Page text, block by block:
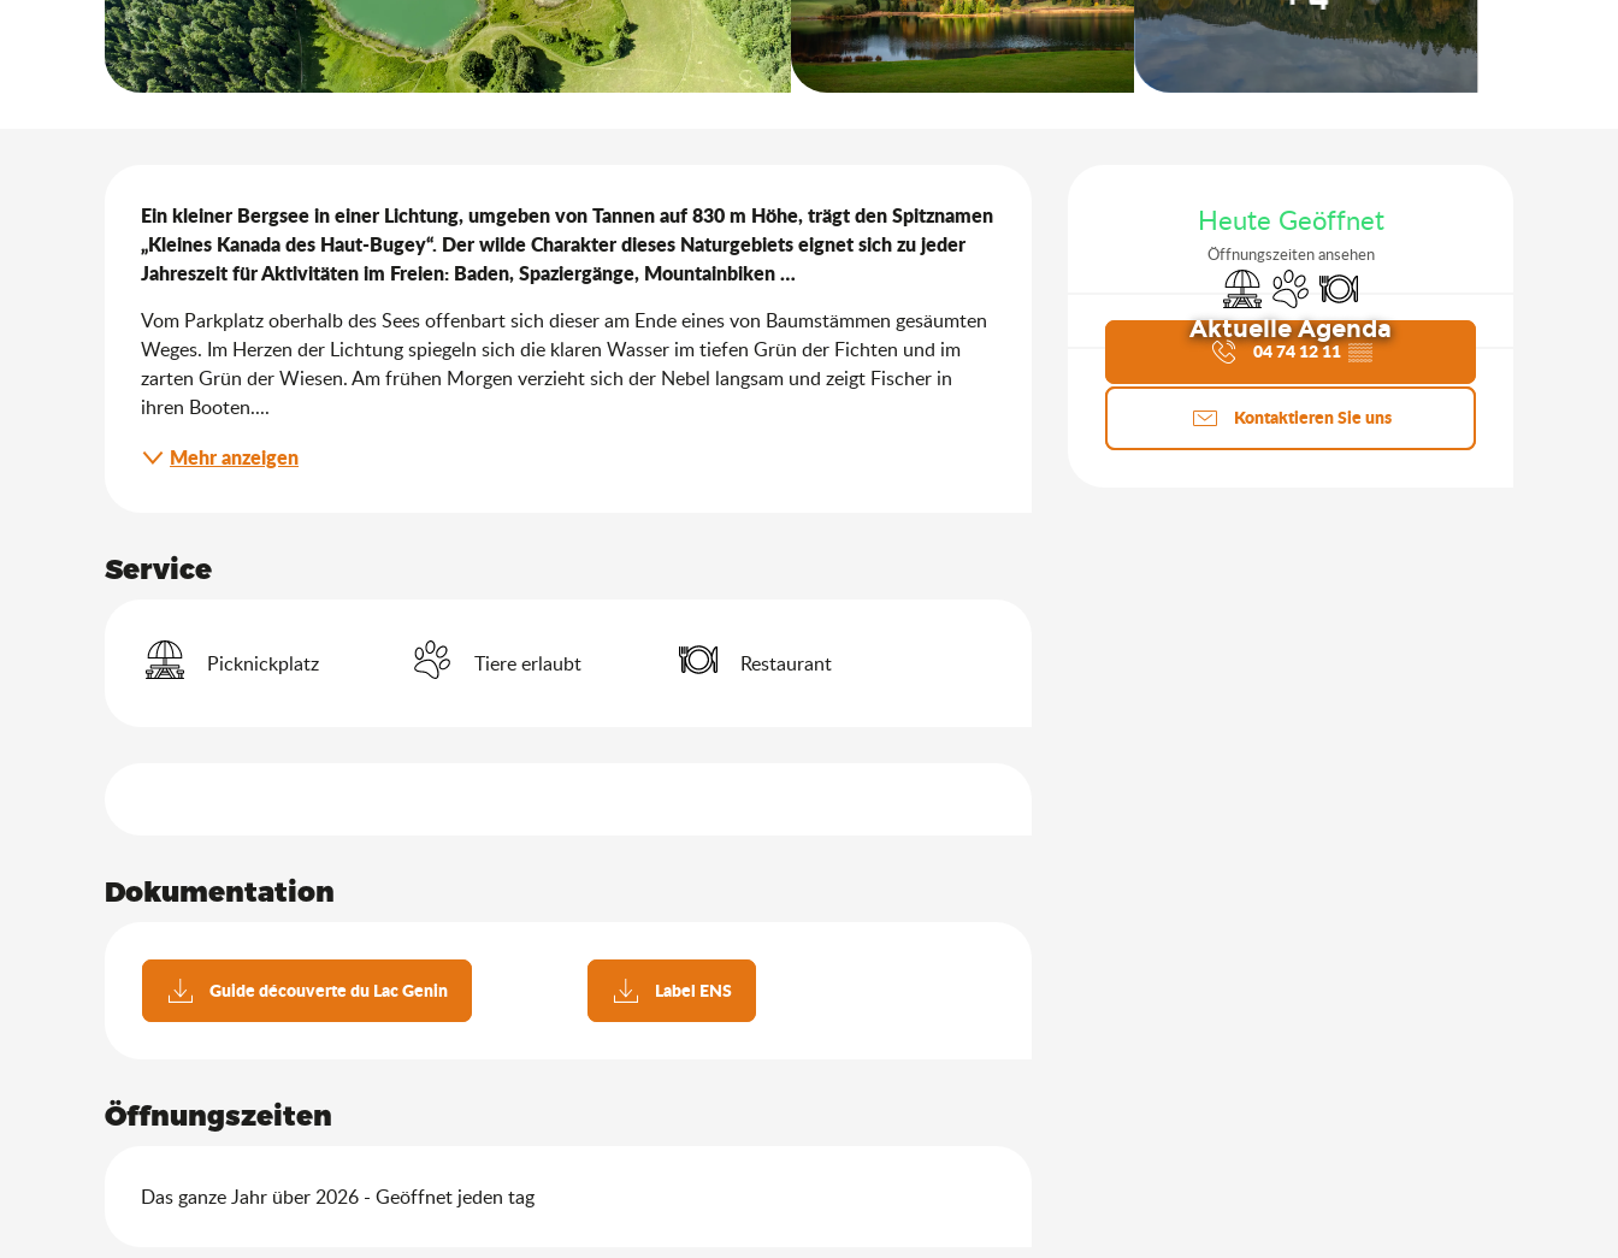
Heute Geöffnet
Öffnungszeiten ansehen
Picknickplatz
Tiere erlaubt
Restaurant
Aktuelle Agenda
04 74 12 11▒▒
Kontaktieren Sie uns
Ein kleiner Bergsee in einer Lichtung, umgeben von Tannen auf 830 m Höhe, trägt den Spitznamen
„Kleines Kanada des Haut-Bugey“. Der wilde Charakter dieses Naturgebiets eignet sich zu jeder
Jahreszeit für Aktivitäten im Freien: Baden, Spaziergänge, Mountainbiken …
Vom Parkplatz oberhalb des Sees offenbart sich dieser am Ende eines von Baumstämmen gesäumten
Weges. Im Herzen der Lichtung spiegeln sich die klaren Wasser im tiefen Grün der Fichten und im
zarten Grün der Wiesen. Am frühen Morgen verzieht sich der Nebel langsam und zeigt Fischer in
ihren Booten....
Mehr anzeigen
Service
Picknickplatz Tiere erlaubt Restaurant
Dokumentation
Guide découverte du Lac Genin Label ENS
Öffnungszeiten
Das ganze Jahr über 2026 - Geöffnet jeden tag